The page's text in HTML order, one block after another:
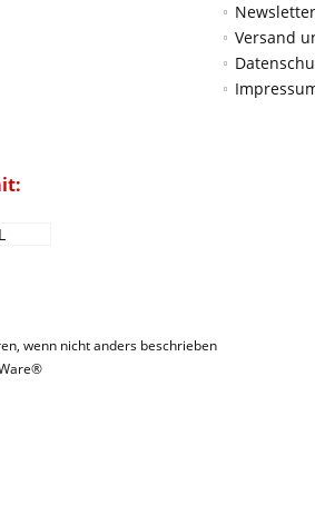
Newsletter
Versand
wenn nicht anders beschrieben